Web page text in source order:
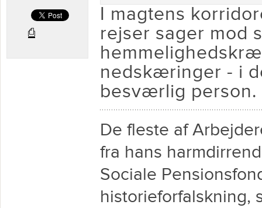
⎙
I magtens
rejser sager mod
nedskæringer - i
besværlig person.
De fleste af
fra hans
Sociale
historieforfalskning,